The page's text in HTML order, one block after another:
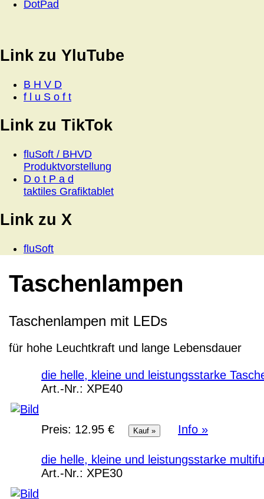
DotPad
Link zu YluTube
B H V D
f l u S o f t
Link zu TikTok
fluSoft / BHVD
Produktvorstellung
D o t P a d
taktiles Grafiktablet
Link zu X
fluSoft
Taschenlampen
Taschenlampen mit LEDs
für hohe Leuchtkraft und lange Lebensdauer
die helle, kleine und leistungsstarke
Art.-Nr.: XPE40
Preis: 12.95 € Info »
die helle, kleine und leistungsstarke
Art.-Nr.: XPE30